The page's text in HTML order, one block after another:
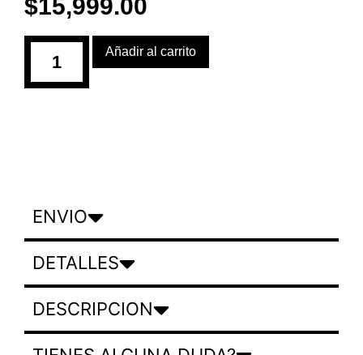
$15,999.00
Añadir al carrito
ENVIO
DETALLES
DESCRIPCION